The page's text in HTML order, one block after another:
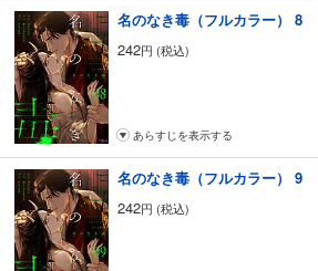
名のなき毒（フルカラー） 8
242円 (税込)
あらすじを表示する
名のなき毒（フルカラー） 9
242円 (税込)